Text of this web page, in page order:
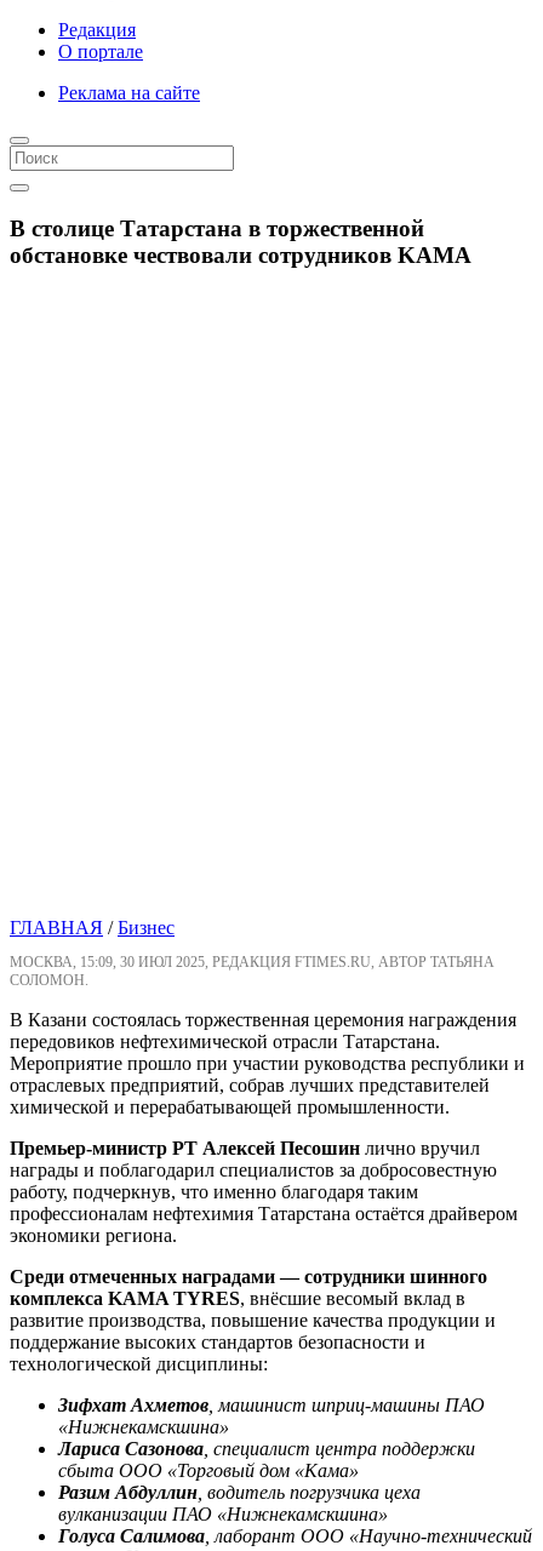
Редакция
О портале
Реклама на сайте
В столице Татарстана в торжественной
обстановке чествовали сотрудников KAMA
ГЛАВНАЯ /Бизнес
МОСКВА, 15:09, 30 ИЮЛ 2025, РЕДАКЦИЯ FTIMES.RU, АВТОР ТАТЬЯНА
СОЛОМОН.
В Казани состоялась торжественная церемония награждения
передовиков нефтехимической отрасли Татарстана.
Мероприятие прошло при участии руководства республики и
отраслевых предприятий, собрав лучших представителей
химической и перерабатывающей промышленности.
Премьер-министр РТ Алексей Песошин лично вручил
награды и поблагодарил специалистов за добросовестную
работу, подчеркнув, что именно благодаря таким
профессионалам нефтехимия Татарстана остаётся драйвером
экономики региона.
Среди отмеченных наградами — сотрудники шинного
комплекса KAMA TYRES, внёсшие весомый вклад в
развитие производства, повышение качества продукции и
поддержание высоких стандартов безопасности и
технологической дисциплины:
Зифхат Ахметов, машинист шприц-машины ПАО
«Нижнекамскшина»
Лариса Сазонова, специалист центра поддержки
сбыта ООО «Торговый дом «Кама»
Разим Абдуллин, водитель погрузчика цеха
вулканизации ПАО «Нижнекамскшина»
Голуса Салимова, лаборант ООО «Научно-технический